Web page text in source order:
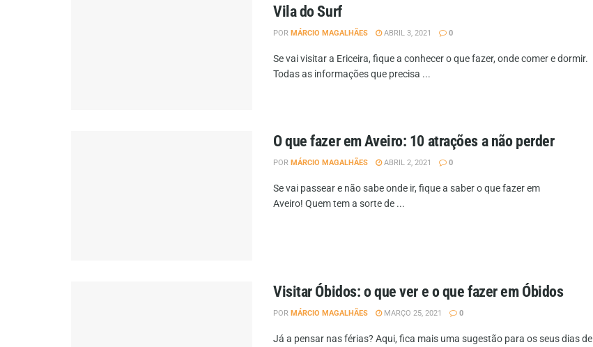
Vila do Surf
POR MÁRCIO MAGALHÃES ABRIL 3, 2021 0
Se vai visitar a Ericeira, fique a conhecer o que fazer, onde comer e dormir.
Todas as informações que precisa ...
O que fazer em Aveiro: 10 atrações a não perder
POR MÁRCIO MAGALHÃES ABRIL 2, 2021 0
Se vai passear e não sabe onde ir, fique a saber o que fazer em
Aveiro! Quem tem a sorte de ...
Visitar Óbidos: o que ver e o que fazer em Óbidos
POR MÁRCIO MAGALHÃES MARÇO 25, 2021 0
Já a pensar nas férias? Aqui, fica mais uma sugestão para os seus dias de